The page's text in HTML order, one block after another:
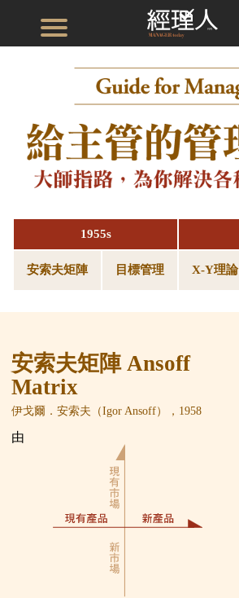
1955s
安索夫矩陣 目標管理 X-Y理論
安索夫矩陣 Ansoff
Matrix
伊戈爾．安索夫（Igor Ansoff），1958
由